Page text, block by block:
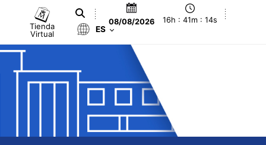
Tienda
Virtual
08/08/2026 16h : 41m : 15s
ES